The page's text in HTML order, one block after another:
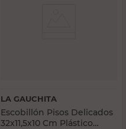
LA GAUCHITA
Escobillón Pisos Delicados
32x11,5x10 Cm Plástico